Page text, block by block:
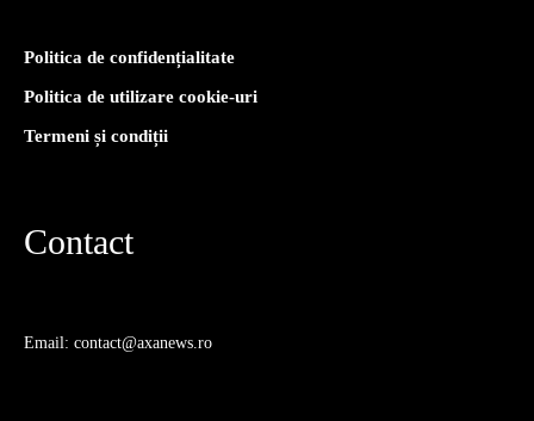
Politica de confidențialitate
Politica de utilizare cookie-uri
Termeni și condiții
Contact
Email: contact@axanews.ro